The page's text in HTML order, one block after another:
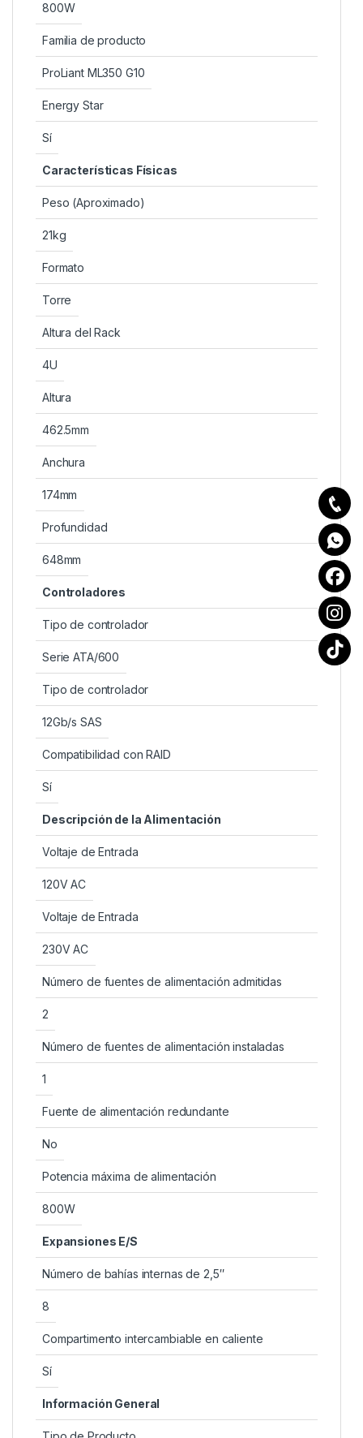
800W
Familia de producto
ProLiant ML350 G10
Energy Star
Sí
Características Físicas
Peso (Aproximado)
21kg
Formato
Torre
Altura del Rack
4U
Altura
462.5mm
Anchura
174mm
Profundidad
648mm
Controladores
Tipo de controlador
Serie ATA/600
Tipo de controlador
12Gb/s SAS
Compatibilidad con RAID
Sí
Descripción de la Alimentación
Voltaje de Entrada
120V AC
Voltaje de Entrada
230V AC
Número de fuentes de alimentación admitidas
2
Número de fuentes de alimentación instaladas
1
Fuente de alimentación redundante
No
Potencia máxima de alimentación
800W
Expansiones E/S
Número de bahías internas de 2,5″
8
Compartimento intercambiable en caliente
Sí
Información General